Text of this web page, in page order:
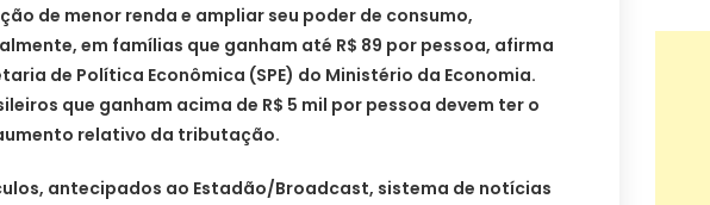
de menor renda e ampliar seu poder de consumo,
em famílias que ganham até R$ 89 por pessoa, afirma
de Política Econômica (SPE) do Ministério da Economia.
que ganham acima de R$ 5 mil por pessoa devem ter o
relativo da tributação.
antecipados ao Estadão/Broadcast, sistema de notícias